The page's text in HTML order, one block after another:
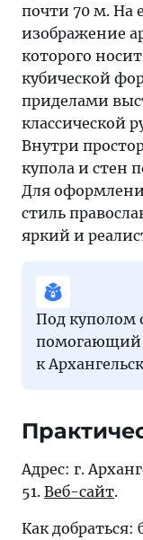
почти 70 м. На
изображение
которого
кубической
приделами
классической
Внутри
купола и стен
Для
стиль
яркий и
Под куполом
помогающий
к
Адрес: г.
51. Веб-сайт.
Как